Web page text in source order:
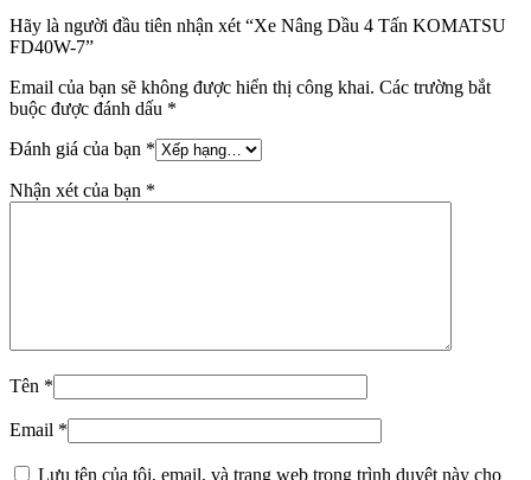
Hãy là người đầu tiên nhận xét “Xe Nâng Dầu 4 Tấn KOMATSU
FD40W-7”
Email của bạn sẽ không được hiển thị công khai. Các trường bắt
buộc được đánh dấu *
Đánh giá của bạn *
Nhận xét của bạn *
Tên *
Email *
Lưu tên của tôi, email, và trang web trong trình duyệt này cho